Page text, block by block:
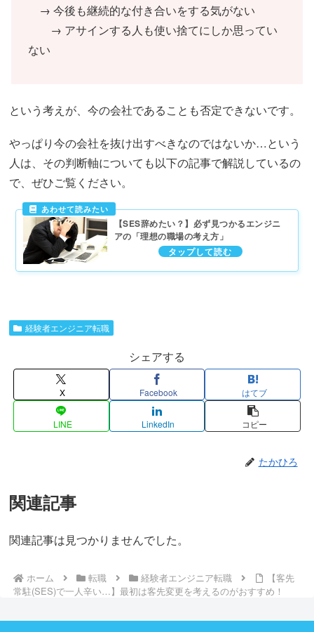
→ 今後も継続的な付き合いをする気がない
→ アサインする人も使い捨てにしか思ってい
ない
という考えが、今の会社であることも否定できないです。
やっぱり今の会社を抜け出すべきなのではないか…という
人は、その判断軸についても以下の記事で解説しているの
で、ぜひご覧ください。
【SES辞めたい？】必ず見つかるエンジニ
アの「理想の職場の考え方」
経験者エンジニア転職
シェアする
X Facebook はてブ
LINE LinkedIn コピー
たかひろ
関連記事
関連記事は見つかりませんでした。
ホーム 転職 経験者エンジニア転職
【客先
常駐(SES)で一人辛い…】最初は客先変更を考えるのがおすすめ！